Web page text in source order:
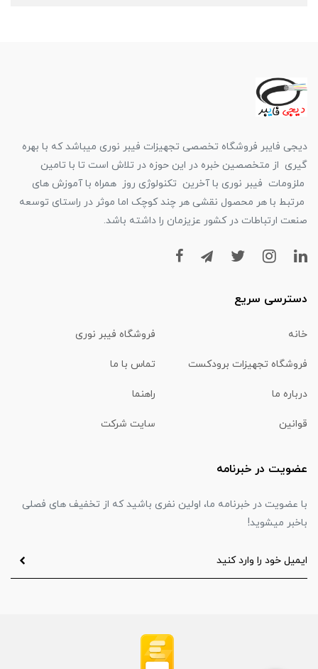
دیجی فایبر فروشگاه تخصصی تجهیزات فیبر نوری میباشد که با بهره
گیری از متخصصین خبره در این حوزه در تلاش است تا با تامین
ملزومات فیبر نوری با آخرین تکنولوژی روز همراه با آموزش های
مرتبط با هر محصول نقشی هر چند کوچک اما موثر در راستای توسعه
صنعت ارتباطات در کشور عزیزمان را داشته باشد.
دسترسی سریع
خانه فروشگاه فیبر نوری
فروشگاه تجهیزات برودکست تماس با ما
درباره ما راهنما
قوانین سایت شرکت
عضویت در خبرنامه
با عضویت در خبرنامه ما، اولین نفری باشید که از تخفیف های فصلی
باخبر میشوید!